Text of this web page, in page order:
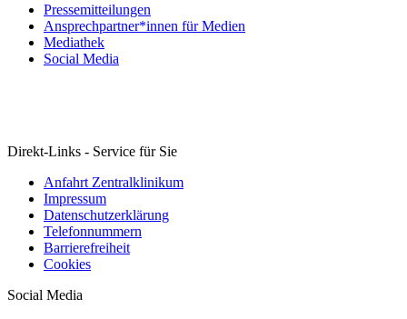
Pressemitteilungen
Ansprechpartner*innen für Medien
Mediathek
Social Media
Direkt-Links - Service für Sie
Anfahrt Zentralklinikum
Impressum
Datenschutzerklärung
Telefonnummern
Barrierefreiheit
Cookies
Social Media